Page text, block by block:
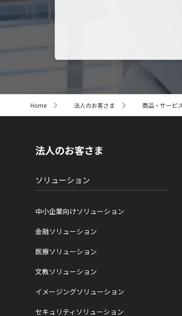
ト
Home 法人のお客さま 商品・サービス
法人のお客さま
ソリューション
中小企業向けソリューション
金融ソリューション
医療ソリューション
文教ソリューション
イメージングソリューション
セキュリティソリューション